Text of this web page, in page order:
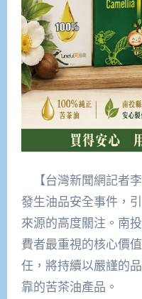
【台灣新聞網記者
發生油品安全事件，
來源的高度關注。南
費者最重視的核心價
任，將持續以嚴謹的
靠的苦茶油產品。